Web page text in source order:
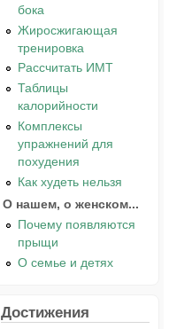
бока
Жиросжигающая
тренировка
Рассчитать ИМТ
Таблицы
калорийности
Комплексы
упражнений для
похудения
Как худеть нельзя
О нашем, о женском...
Почему появляются
прыщи
О семье и детях
Достижения